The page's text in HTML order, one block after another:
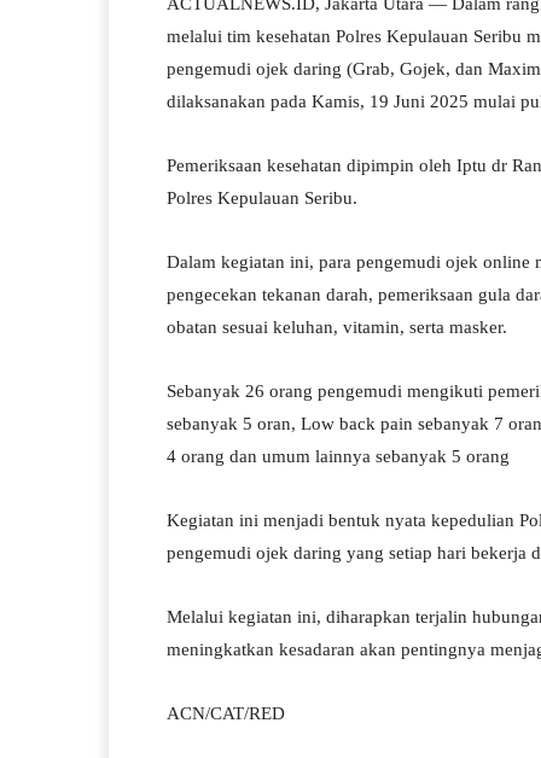
ts
A
pp
gr
a
m
bo
ok
tte
r
re
melalui tim kesehatan Polres Kepulauan Seribu
pengemudi ojek daring (Grab, Gojek, dan
dilaksanakan pada Kamis, 19 Juni 2025 mulai
Pemeriksaan kesehatan dipimpin oleh Iptu dr
Polres Kepulauan Seribu.
Dalam kegiatan ini, para pengemudi ojek online
pengecekan tekanan darah, pemeriksaan gula
obatan sesuai keluhan, vitamin, serta masker.
Sebanyak 26 orang pengemudi mengikuti
sebanyak 5 oran, Low back pain sebanyak 7
4 orang dan umum lainnya sebanyak 5 orang
Kegiatan ini menjadi bentuk nyata kepedulian
pengemudi ojek daring yang setiap hari bekerja
Melalui kegiatan ini, diharapkan terjalin
meningkatkan kesadaran akan pentingnya
ACN/CAT/RED